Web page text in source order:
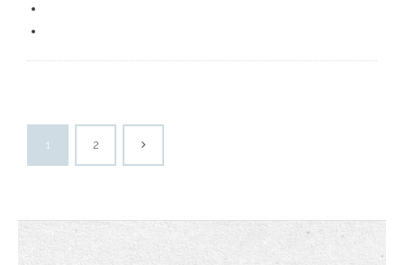
1 2